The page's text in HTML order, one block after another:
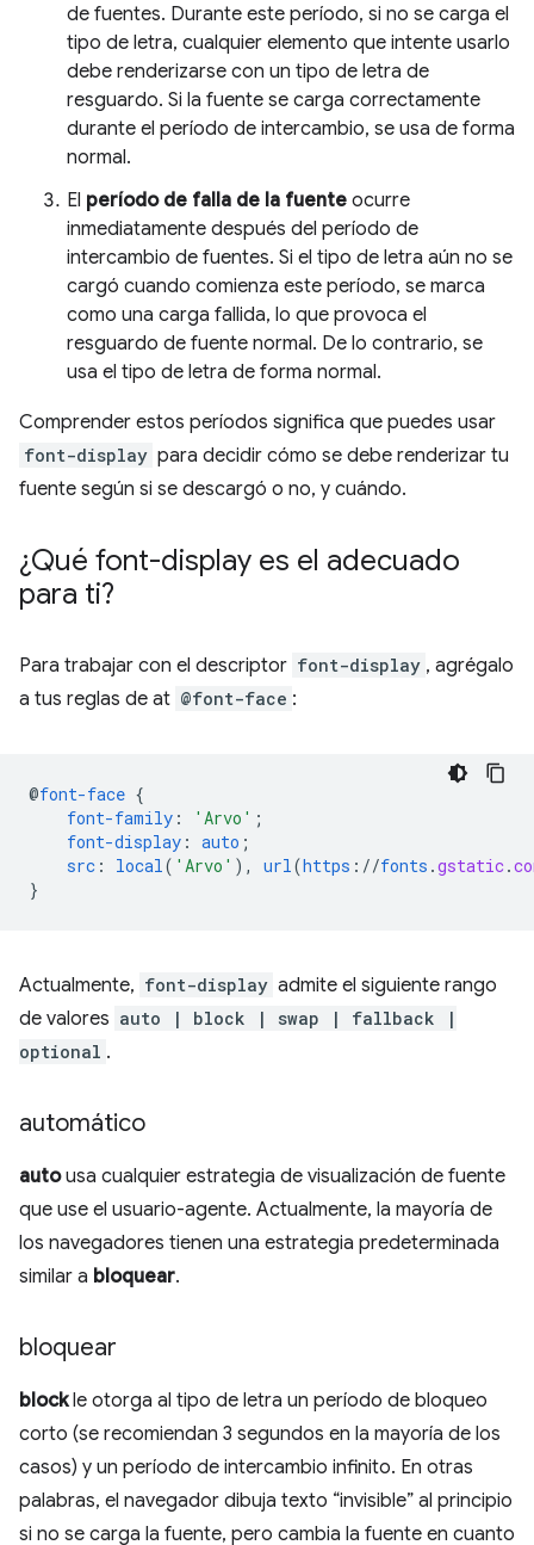
de fuentes. Durante este período, si no se carga el
tipo de letra, cualquier elemento que intente usarlo
debe renderizarse con un tipo de letra de
resguardo. Si la fuente se carga correctamente
durante el período de intercambio, se usa de forma
normal.
El período de falla de la fuente ocurre
inmediatamente después del período de
intercambio de fuentes. Si el tipo de letra aún no se
cargó cuando comienza este período, se marca
como una carga fallida, lo que provoca el
resguardo de fuente normal. De lo contrario, se
usa el tipo de letra de forma normal.
Comprender estos períodos significa que puedes usar
font-display para decidir cómo se debe renderizar tu
fuente según si se descargó o no, y cuándo.
¿Qué font-display es el adecuado
para ti?
Para trabajar con el descriptor font-display , agrégalo
a tus reglas de at @font-face :
@font-face {
font-family : 'Arvo' ;
font-display : auto ;
src : local( 'Arvo' ), url(https ://fonts .gstatic.
}
Actualmente, font-display admite el siguiente rango
de valores auto | block | swap | fallback |
optional .
automático
autousa cualquier estrategia de visualización de fuente
que use el usuario-agente. Actualmente, la mayoría de
los navegadores tienen una estrategia predeterminada
similar a bloquear.
bloquear
blockle otorga al tipo de letra un período de bloqueo
corto (se recomiendan 3 segundos en la mayoría de los
casos) y un período de intercambio infinito. En otras
palabras, el navegador dibuja texto “invisible” al principio
si no se carga la fuente, pero cambia la fuente en cuanto